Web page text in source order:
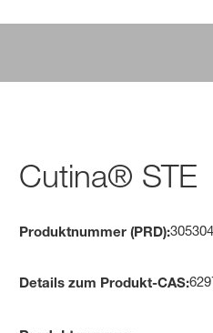
Cutina® STE
Produktnummer (PRD):
Details zum Produkt-CAS: